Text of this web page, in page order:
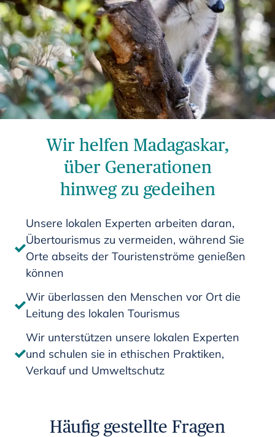
Wir helfen Madagaskar,
über Generationen
hinweg zu gedeihen
Unsere lokalen Experten arbeiten daran,
Übertourismus zu vermeiden, während Sie
Orte abseits der Touristenströme genießen
können
Wir überlassen den Menschen vor Ort die
Leitung des lokalen Tourismus
Wir unterstützen unsere lokalen Experten
und schulen sie in ethischen Praktiken,
Verkauf und Umweltschutz
Häufig gestellte Fragen